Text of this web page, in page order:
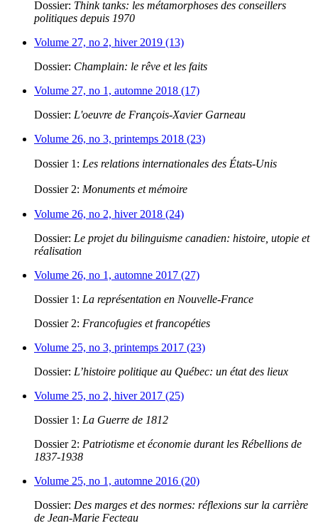
Dossier: Think tanks: les métamorphoses des conseillers
politiques depuis 1970
Volume 27, no 2, hiver 2019 (13)
Dossier: Champlain: le rêve et les faits
Volume 27, no 1, automne 2018 (17)
Dossier: L'oeuvre de François-Xavier Garneau
Volume 26, no 3, printemps 2018 (23)
Dossier 1: Les relations internationales des États-Unis
Dossier 2: Monuments et mémoire
Volume 26, no 2, hiver 2018 (24)
Dossier: Le projet du bilinguisme canadien: histoire, utopie et
réalisation
Volume 26, no 1, automne 2017 (27)
Dossier 1: La représentation en Nouvelle-France
Dossier 2: Francofugies et francopéties
Volume 25, no 3, printemps 2017 (23)
Dossier: L’histoire politique au Québec: un état des lieux
Volume 25, no 2, hiver 2017 (25)
Dossier 1: La Guerre de 1812
Dossier 2: Patriotisme et économie durant les Rébellions de
1837-1938
Volume 25, no 1, automne 2016 (20)
Dossier: Des marges et des normes: réflexions sur la carrière
de Jean-Marie Fecteau